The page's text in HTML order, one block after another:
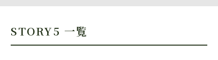
STORY5 一覧